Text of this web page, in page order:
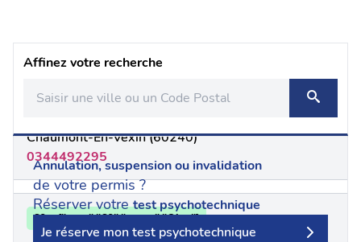
Affinez votre recherche
Annulation, suspension ou invalidation
de votre permis ?
Réserver votretest psychotechnique
Je réserve mon test psychotechnique
Chaumont-En-Vexin (60240)
0344492295
60 - {"num":"60","name":"Oise"}